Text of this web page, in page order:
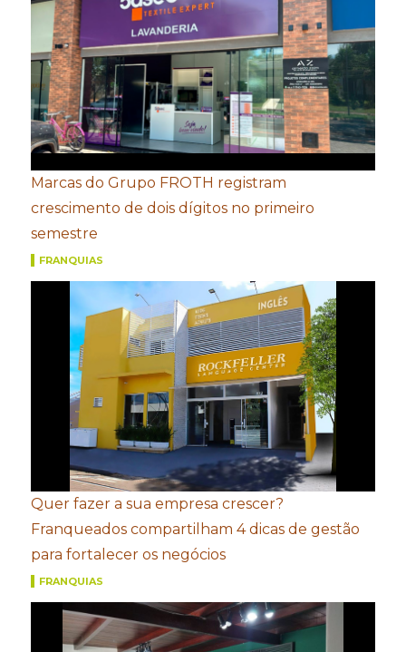
Marcas do Grupo FROTH registram
crescimento de dois dígitos no primeiro
semestre
FRANQUIAS
Quer fazer a sua empresa crescer?
Franqueados compartilham 4 dicas de gestão
para fortalecer os negócios
FRANQUIAS